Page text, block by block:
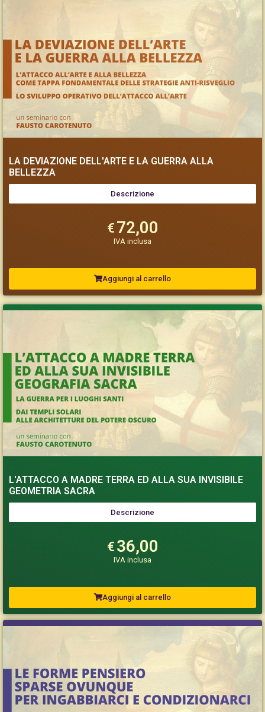
LA DEVIAZIONE DELL'ARTE E LA GUERRA ALLA
BELLEZZA
Descrizione
€72,00
IVA inclusa
Aggiungi al carrello
L'ATTACCO A MADRE TERRA ED ALLA SUA INVISIBILE
GEOMETRIA SACRA
Descrizione
€36,00
IVA inclusa
Aggiungi al carrello